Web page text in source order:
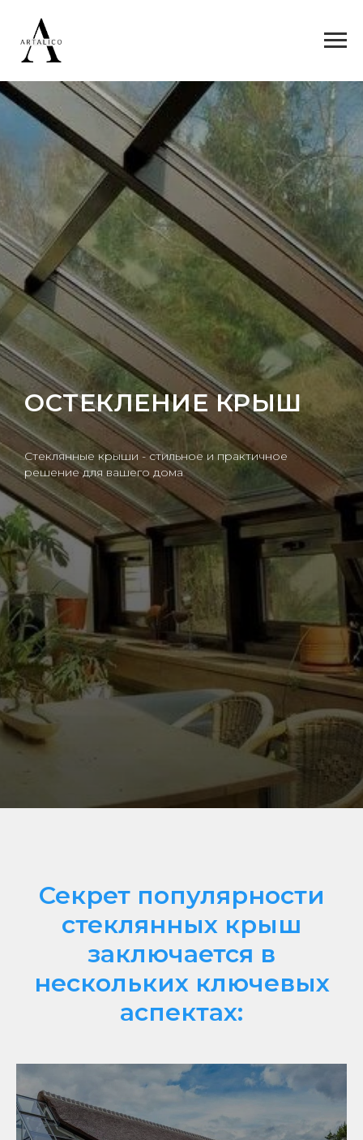
ОСТЕКЛЕНИЕ КРЫШ
Стеклянные крыши - стильное и практичное
решение для вашего дома
Секрет популярности
стеклянных крыш
заключается в
нескольких ключевых
аспектах: